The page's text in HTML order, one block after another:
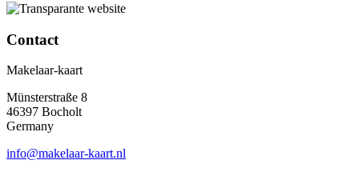
Contact
Makelaar-kaart
Münsterstraße 8
46397 Bocholt
Germany
info@makelaar-kaart.nl